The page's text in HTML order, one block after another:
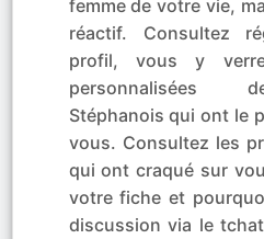
femme de votre vie,
réactif. Consultez
profil, vous y
personnalisées
Stéphanois qui ont le
vous. Consultez les
qui ont craqué sur
votre fiche et
discussion via le